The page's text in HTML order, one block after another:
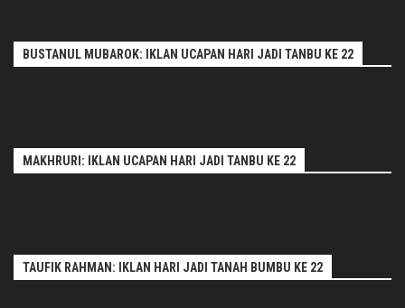
BUSTANUL MUBAROK: IKLAN UCAPAN HARI JADI TANBU KE 22
MAKHRURI: IKLAN UCAPAN HARI JADI TANBU KE 22
TAUFIK RAHMAN: IKLAN HARI JADI TANAH BUMBU KE 22